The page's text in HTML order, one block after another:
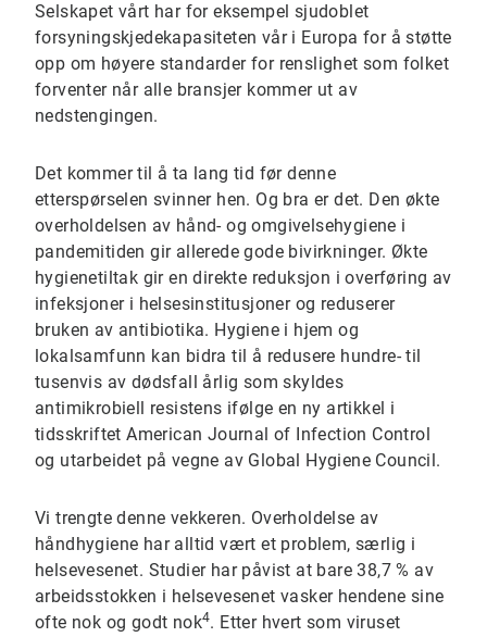
Selskapet vårt har for eksempel sjudoblet
forsyningskjedekapasiteten vår i Europa for å støtte
opp om høyere standarder for renslighet som folket
forventer når alle bransjer kommer ut av
nedstengingen.
Det kommer til å ta lang tid før denne
etterspørselen svinner hen. Og bra er det. Den økte
overholdelsen av hånd- og omgivelsehygiene i
pandemitiden gir allerede gode bivirkninger. Økte
hygienetiltak gir en direkte reduksjon i overføring av
infeksjoner i helsesinstitusjoner og reduserer
bruken av antibiotika. Hygiene i hjem og
lokalsamfunn kan bidra til å redusere hundre- til
tusenvis av dødsfall årlig som skyldes
antimikrobiell resistens ifølge en ny artikkel i
tidsskriftet American Journal of Infection Control
og utarbeidet på vegne av Global Hygiene Council.
Vi trengte denne vekkeren. Overholdelse av
håndhygiene har alltid vært et problem, særlig i
helsevesenet. Studier har påvist at bare 38,7 % av
arbeidsstokken i helsevesenet vasker hendene sine
ofte nok og godt nok4. Etter hvert som viruset